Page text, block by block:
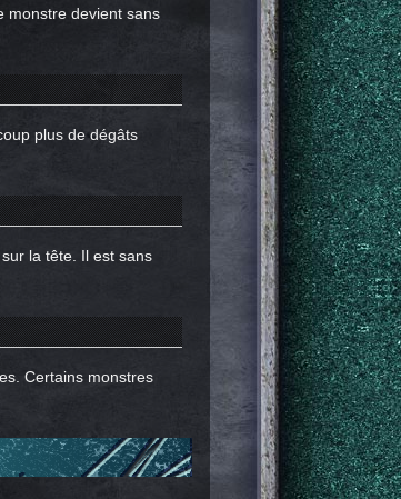
monstre devient sans
plus de dégâts
la tête. Il est sans
Certains monstres